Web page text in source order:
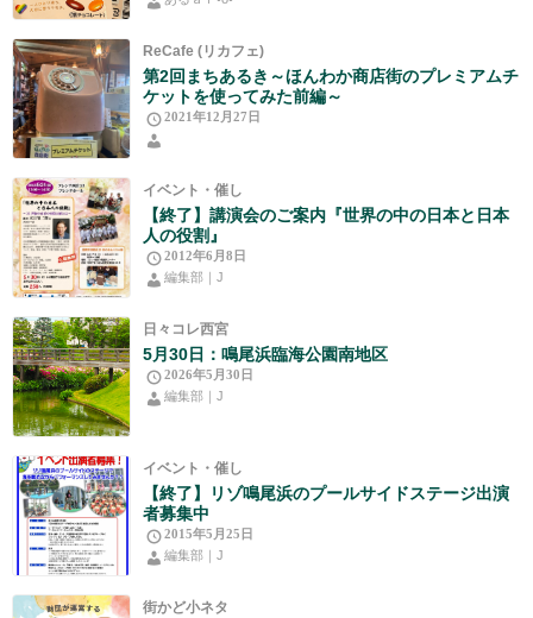
ReCafe (リカフェ)
第2回まちあるき～ほんわか商店街のプレミアムチ
ケットを使ってみた前編～
2021年12月27日
イベント・催し
【終了】講演会のご案内『世界の中の日本と日本
人の役割』
2012年6月8日
編集部｜J
日々コレ西宮
5月30日：鳴尾浜臨海公園南地区
2026年5月30日
編集部｜J
イベント・催し
【終了】リゾ鳴尾浜のプールサイドステージ出演
者募集中
2015年5月25日
編集部｜J
街かど小ネタ